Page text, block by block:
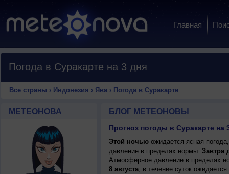
Главная
Погода в Суракарте на 3 дня
Все страны › Индонезия › Ява› Погода в Суракарте
МЕТЕОНОВА БЛОГ МЕТЕОНОВЫ
Прогноз погоды в Суракарте на
Этой ночьюожидается ясная
давление в пределах нормы. Завтра
Атмосферное давление в пределах
8 августа, в течение суток